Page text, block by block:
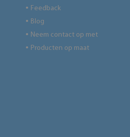
● Feedback
● Blog
● Neem contact op met
● Producten op maat